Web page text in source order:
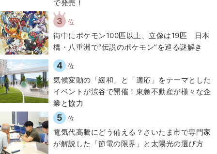
で発売！
3 位
街中にポケモン100匹以上、立像は19匹 日本
橋・八重洲で“伝説のポケモン”を巡る謎解き
4 位
気候変動の「緩和」と「適応」をテーマとした
イベントが渋谷で開催！東急不動産が様々な企
業と協力
5 位
電気代高騰にどう備える？さいたま市で専門家
が解説した「節電の限界」と太陽光の選び方